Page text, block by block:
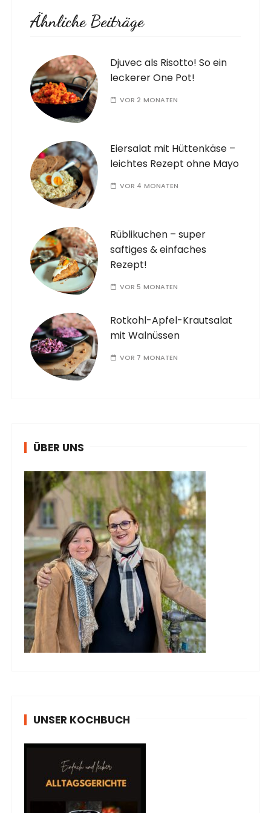
Ähnliche Beiträge
Djuvec als Risotto! So ein
leckerer One Pot!
VOR 2 MONATEN
Eiersalat mit Hüttenkäse –
leichtes Rezept ohne Mayo
VOR 4 MONATEN
Rüblikuchen – super
saftiges & einfaches
Rezept!
VOR 5 MONATEN
Rotkohl-Apfel-Krautsalat
mit Walnüssen
VOR 7 MONATEN
ÜBER UNS
UNSER KOCHBUCH